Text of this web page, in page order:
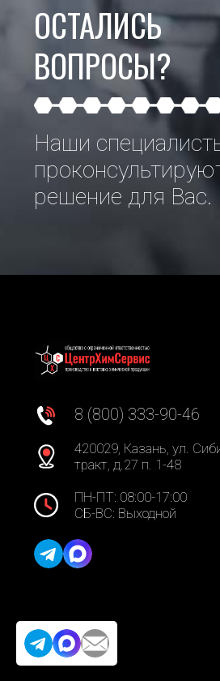
ОСТАЛИСЬ
ВОПРОСЫ?
Наши
решение для Вас.
8 (800) 333-90-46
420029, Казань, ул.
тракт, д.27 п. 1-48
ПН-ПТ: 08:00-17:00
СБ-ВС: Выходной